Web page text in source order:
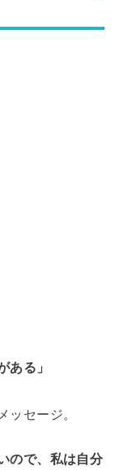
ある」
ッセージ。
ので、私は自分